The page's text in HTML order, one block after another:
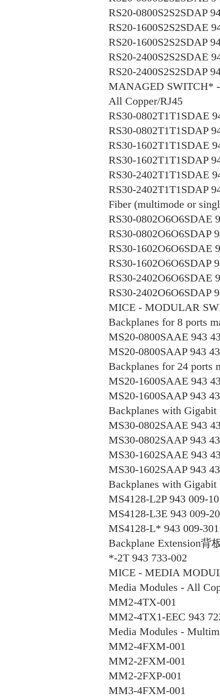
RS20-0800S2S2SDAP
RS20-1600S2S2SDAE
RS20-1600S2S2SDAP
RS20-2400S2S2SDAE
RS20-2400S2S2SDAP
MANAGED SWITCH*
All Copper/RJ45
RS30-0802T1T1SDAE
RS30-0802T1T1SDAP
RS30-1602T1T1SDAE
RS30-1602T1T1SDAP
RS30-2402T1T1SDAE
RS30-2402T1T1SDAP
Fiber (multimode or
RS30-0802O6O6SDAE
RS30-0802O6O6SDAP
RS30-1602O6O6SDAE
RS30-1602O6O6SDAP
RS30-2402O6O6SDAE
RS30-2402O6O6SDAP
MICE - MODULAR
Backplanes for 8 ports
MS20-0800SAAE 943
MS20-0800SAAP 943
Backplanes for 24 ports
MS20-1600SAAE 943
MS20-1600SAAP 943
Backplanes with
MS30-0802SAAE 943
MS30-0802SAAP 943
MS30-1602SAAE 943
MS30-1602SAAP 943
Backplanes with
MS4128-L2P 943 009-
MS4128-L3E 943 009-
MS4128-L* 943 009-301
Backplane Extension背
*-2T 943 733-002
MICE - MEDIA
Media Modules - All
MM2-4TX-001
MM2-4TX1-EEC 943
Media Modules -
MM2-4FXM-001
MM2-2FXM-001
MM2-2FXP-001
MM3-4FXM-001